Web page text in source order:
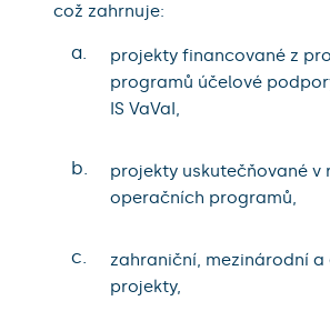
což zahrnuje:
a.
projekty financované z
programů účelové
IS VaVaI,
b.
projekty uskutečňované v
operačních programů,
c.
zahraniční, mezinárodní a
projekty,